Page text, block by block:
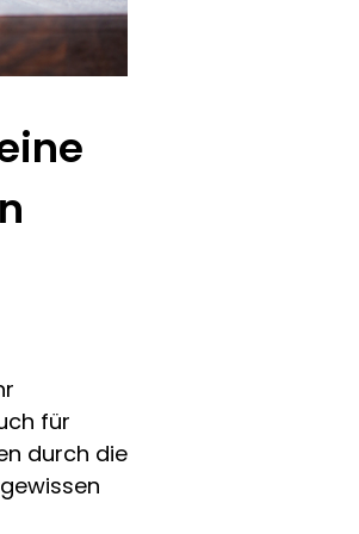
für
durch die